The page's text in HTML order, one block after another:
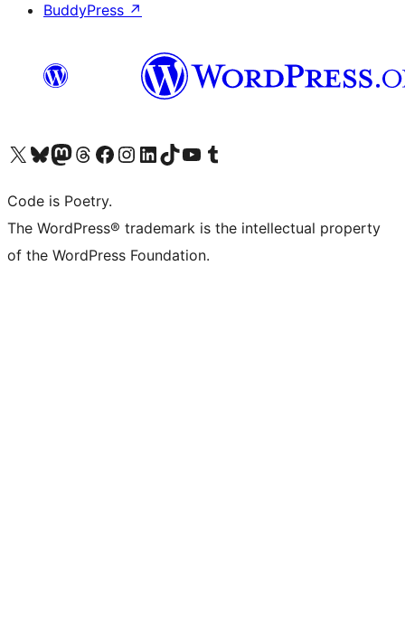
BuddyPress ↗
Bezoek ons X (voorheen Twitter) account
Bezoek onze Bluesky account
Bezoek ons Mastodon account
Bezoek onze Threads account
Onze Facebookpagina bezoeken
Bezoek onze Instagram account
Bezoek onze LinkedIn account
Bezoek onze TikTok account
Bezoek ons YouTube kanaalBezoek onze Tumblr account
Code is Poetry.
The WordPress® trademark is the intellectual property
of the WordPress Foundation.